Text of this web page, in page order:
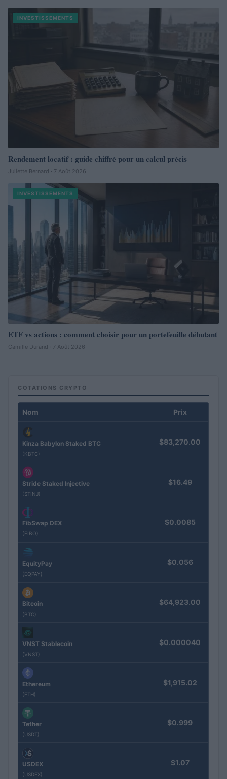
INVESTISSEMENTS
Rendement locatif : guide chiffré pour un calcul précis
Juliette Bernard · 7 Août 2026
INVESTISSEMENTS
ETF vs actions : comment choisir pour un portefeuille débutant
Camille Durand · 7 Août 2026
COTATIONS CRYPTO
Nom Prix
Kinza Babylon Staked BTC
(KBTC)
$83,270.00
Stride Staked Injective
(STINJ)
$16.49
FibSwap DEX
(FIBO)
$0.0085
EquityPay
(EQPAY)
$0.056
Bitcoin
(BTC)
$64,923.00
VNST Stablecoin
(VNST)
$0.000040
Ethereum
(ETH)
$1,915.02
Tether
(USDT)
$0.999
USDEX
(USDEX)
$1.07